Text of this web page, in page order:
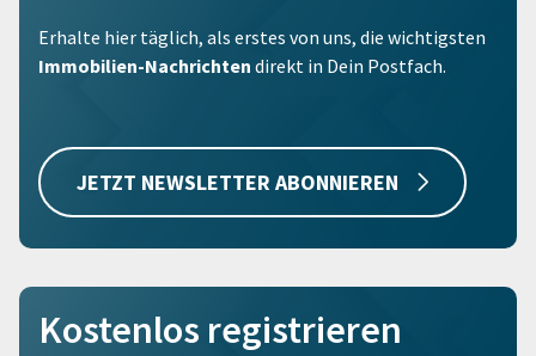
Erhalte hier täglich, als erstes von uns, die wichtigsten
Immobilien-Nachrichten direkt in Dein Postfach.
JETZT NEWSLETTER ABONNIEREN
Kostenlos registrieren